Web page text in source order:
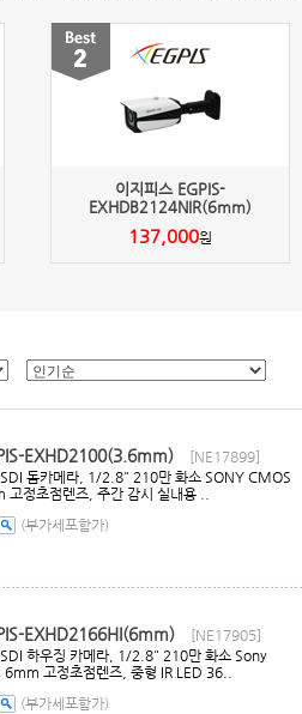
이지피스 EGPIS-
EXHDB2124NIR(6mm)
137,000원
EXHD2100(3.6mm)
[NE17899]
돔카메라, 1/2.8" 210만 화소 SONY CMOS
정초점렌즈, 주간 감시 실내용 ..
(부가세포함가)
EXHD2166HI(6mm)
[NE17905]
하우징 카메라, 1/2.8" 210만 화소 Sony
고정초점렌즈, 중형 IR LED 36..
(부가세포함가)